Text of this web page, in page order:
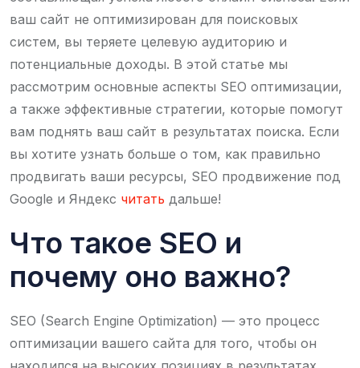
ваш сайт не оптимизирован для поисковых
систем, вы теряете целевую аудиторию и
потенциальные доходы. В этой статье мы
рассмотрим основные аспекты SEO оптимизации,
а также эффективные стратегии, которые помогут
вам поднять ваш сайт в результатах поиска. Если
вы хотите узнать больше о том, как правильно
продвигать ваши ресурсы, SEO продвижение под
Google и Яндекс читать дальше!
Что такое SEO и
почему оно важно?
SEO (Search Engine Optimization) — это процесс
оптимизации вашего сайта для того, чтобы он